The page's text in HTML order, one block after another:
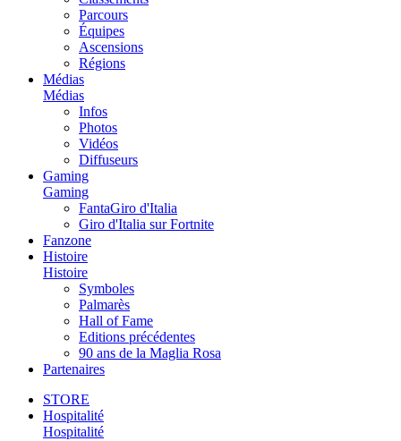
Parcours
Équipes
Ascensions
Régions
Médias
Médias
Infos
Photos
Vidéos
Diffuseurs
Gaming
Gaming
FantaGiro d'Italia
Giro d'Italia sur Fortnite
Fanzone
Histoire
Histoire
Symboles
Palmarès
Hall of Fame
Editions précédentes
90 ans de la Maglia Rosa
Partenaires
STORE
Hospitalité
Hospitalité